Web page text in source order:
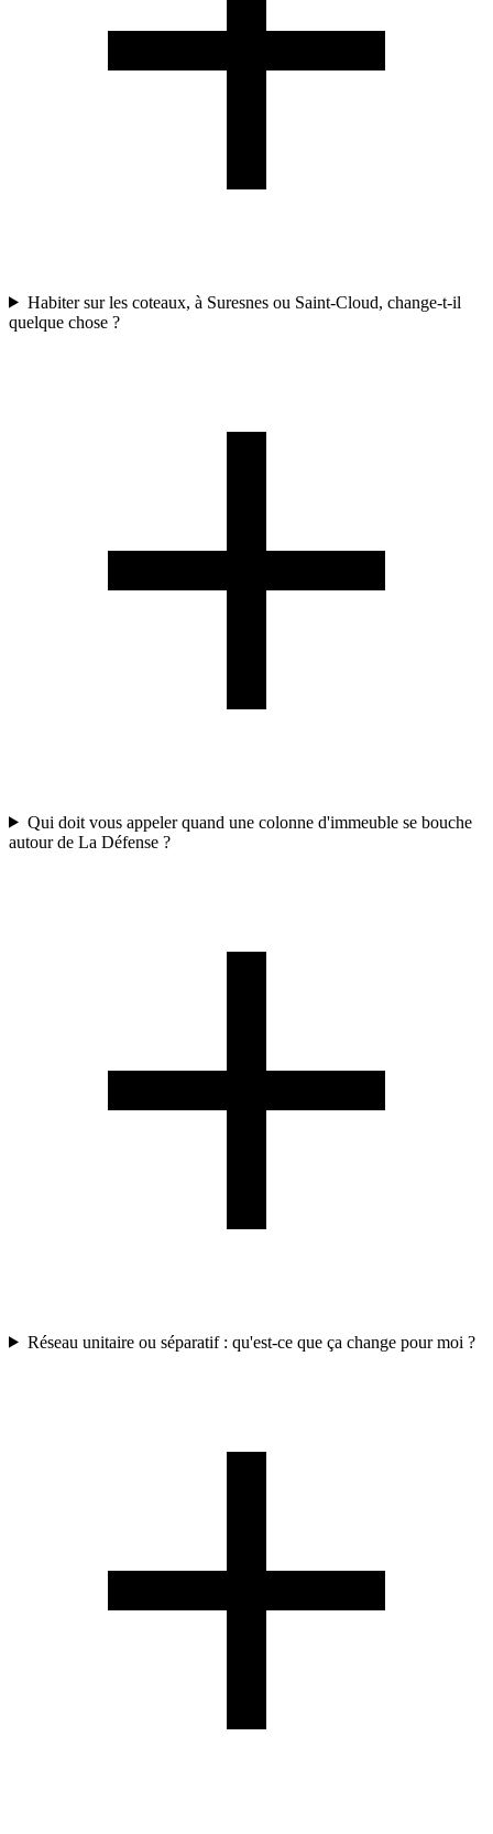
Habiter sur les coteaux, à Suresnes ou Saint-Cloud, change-t-il
quelque chose ?
Qui doit vous appeler quand une colonne d'immeuble se bouche
autour de La Défense ?
Réseau unitaire ou séparatif : qu'est-ce que ça change pour moi ?